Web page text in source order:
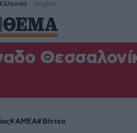
Ελληνικά English
ΑΜΕΑ Βίντεο